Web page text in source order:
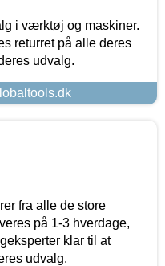
i værktøj og maskiner.
returret på alle deres
udvalg.
fra alle de store
på 1-3 hverdage,
klar til at
udvalg.